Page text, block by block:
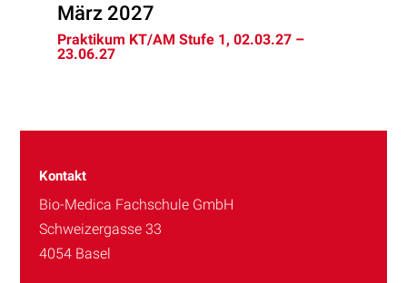
März 2027
Praktikum KT/AM Stufe 1, 02.03.27 –
23.06.27
Kontakt
Bio-Medica Fachschule GmbH
Schweizergasse 33
4054 Basel